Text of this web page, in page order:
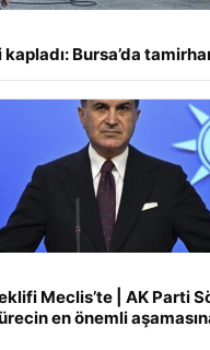
Bursa’da
Meclis’te | AK Parti
en önemli